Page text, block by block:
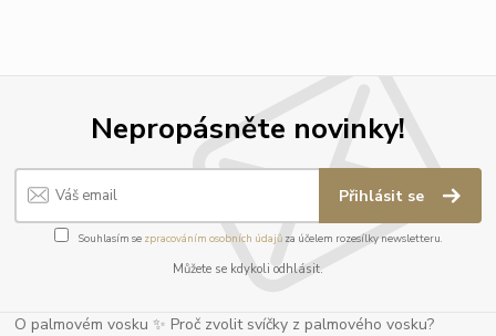
Nepropásněte novinky!
Přihlásit se
Souhlasím se zpracováním osobních údajůza účelem rozesílky newsletteru.
Můžete se kdykoli odhlásit.
O palmovém vosku ✨ Proč zvolit svíčky z palmového vosku?